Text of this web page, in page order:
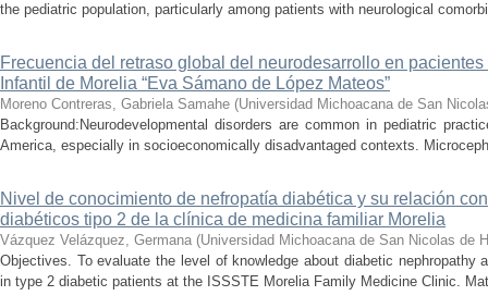
the pediatric population, particularly among patients with neurological
Frecuencia del retraso global del neurodesarrollo en
Infantil de Morelia “Eva Sámano de López Mateos”
Moreno Contreras, Gabriela Samahe (Universidad Michoacana de San
Background:Neurodevelopmental disorders are common in pediatric
America, especially in socioeconomically disadvantaged contexts.
Nivel de conocimiento de nefropatía diabética y su relación
diabéticos tipo 2 de la clínica de medicina familiar Morelia
Vázquez Velázquez, Germana (Universidad Michoacana de San Nicolas de
Objectives. To evaluate the level of knowledge about diabetic nephropathy
in type 2 diabetic patients at the ISSSTE Morelia Family Medicine Clinic.